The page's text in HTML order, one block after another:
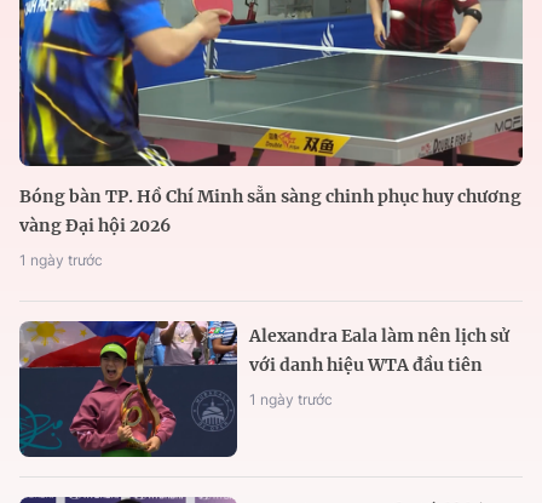
Bóng bàn TP. Hồ Chí Minh sẵn sàng chinh phục huy chương
vàng Đại hội 2026
1 ngày trước
Alexandra Eala làm nên lịch sử
với danh hiệu WTA đầu tiên
1 ngày trước